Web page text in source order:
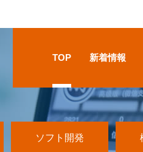
TOP 新着情報
ソフト開発